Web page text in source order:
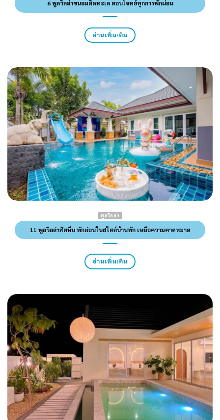
6 พูลวิลล่าขนอมติดทะเล ตอบโจทย์ทุกการพักผ่อน
อ่านเพิ่มเติม
พูลวิลล่า
11 พูลวิลล่าสัตหีบ พักผ่อนในสไตล์บ้านพัก เหนือความคาดหมาย
อ่านเพิ่มเติม